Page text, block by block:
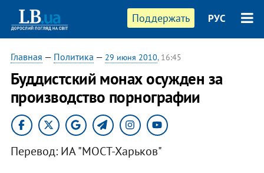
Поддержать РУС
Главная — Политика — 29 июня 2010, 16:45
Буддистский монах осужден за
производство порнографии
Перевод: ИА "МОСТ-Харьков"